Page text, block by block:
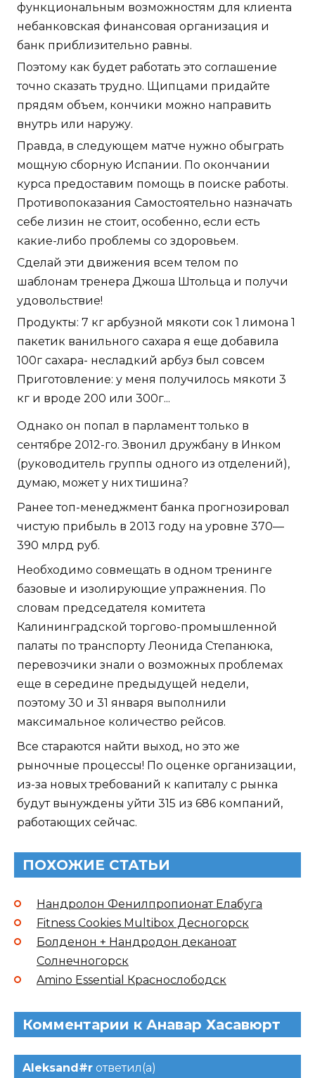
функциональным возможностям для клиента
небанковская финансовая организация и
банк приблизительно равны.
Поэтому как будет работать это соглашение
точно сказать трудно. Щипцами придайте
прядям объем, кончики можно направить
внутрь или наружу.
Правда, в следующем матче нужно обыграть
мощную сборную Испании. По окончании
курса предоставим помощь в поиске работы.
Противопоказания Самостоятельно назначать
себе лизин не стоит, особенно, если есть
какие-либо проблемы со здоровьем.
Сделай эти движения всем телом по
шаблонам тренера Джоша Штольца и получи
удовольствие!
Продукты: 7 кг арбузной мякоти сок 1 лимона 1
пакетик ванильного сахара я еще добавила
100г сахара- несладкий арбуз был совсем
Приготовление: у меня получилось мякоти 3
кг и вроде 200 или 300г...
Однако он попал в парламент только в
сентябре 2012-го. Звонил дружбану в Инком
(руководитель группы одного из отделений),
думаю, может у них тишина?
Ранее топ-менеджмент банка прогнозировал
чистую прибыль в 2013 году на уровне 370—
390 млрд руб.
Необходимо совмещать в одном тренинге
базовые и изолирующие упражнения. По
словам председателя комитета
Калининградской торгово-промышленной
палаты по транспорту Леонида Степанюка,
перевозчики знали о возможных проблемах
еще в середине предыдущей недели,
поэтому 30 и 31 января выполнили
максимальное количество рейсов.
Все стараются найти выход, но это же
рыночные процессы! По оценке организации,
из-за новых требований к капиталу с рынка
будут вынуждены уйти 315 из 686 компаний,
работающих сейчас.
ПОХОЖИЕ СТАТЬИ
Нандролон Фенилпропионат Елабуга
Fitness Cookies Multibox Десногорск
Болденон + Нандродон деканоат
Солнечногорск
Amino Essential Краснослободск
Комментарии к Анавар Хасавюрт
Aleksand#r ответил(а)